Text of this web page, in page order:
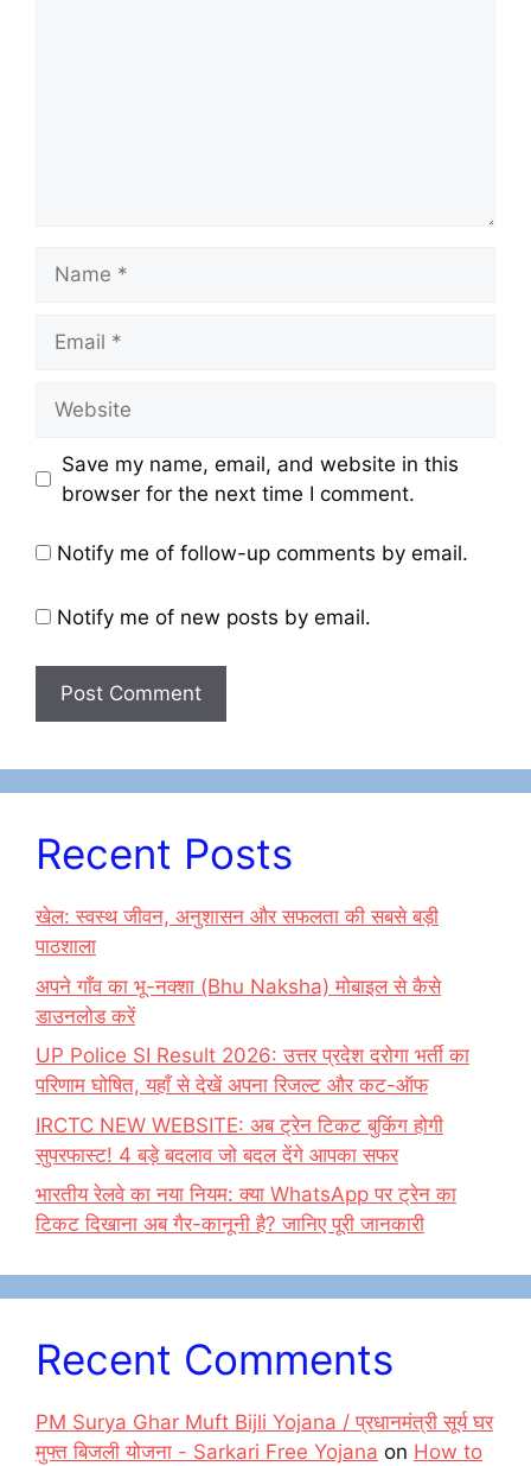
Save my name, email, and website in this
browser for the next time I comment.
Notify me of follow-up comments by email.
Notify me of new posts by email.
Recent Posts
खेल: स्वस्थ जीवन, अनुशासन और सफलता की सबसे बड़ी
पाठशाला
अपने गाँव का भू-नक्शा (Bhu Naksha) मोबाइल से कैसे
डाउनलोड करें
UP Police SI Result 2026: उत्तर प्रदेश दरोगा भर्ती का
परिणाम घोषित, यहाँ से देखें अपना रिजल्ट और कट-ऑफ
IRCTC NEW WEBSITE: अब ट्रेन टिकट बुकिंग होगी
सुपरफास्ट! 4 बड़े बदलाव जो बदल देंगे आपका सफर
भारतीय रेलवे का नया नियम: क्या WhatsApp पर ट्रेन का
टिकट दिखाना अब गैर-कानूनी है? जानिए पूरी जानकारी
Recent Comments
PM Surya Ghar Muft Bijli Yojana / प्रधानमंत्री सूर्य घर
मुफ्त बिजली योजना - Sarkari Free Yojana on How to